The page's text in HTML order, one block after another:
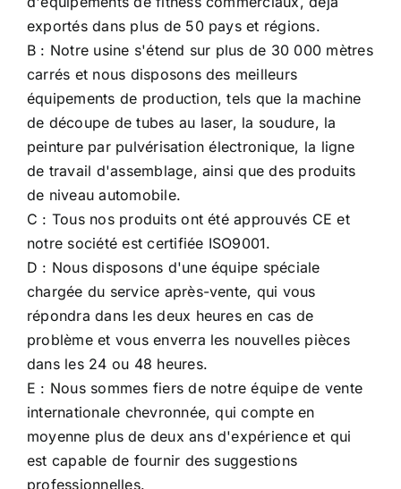
exportés dans plus de 50 pays et régions.
B : Notre usine s'étend sur plus de 30 000 mètres
carrés et nous disposons des meilleurs
équipements de production, tels que la machine
de découpe de tubes au laser, la soudure, la
peinture par pulvérisation électronique, la ligne
de travail d'assemblage, ainsi que des produits
de niveau automobile.
C : Tous nos produits ont été approuvés CE et
notre société est certifiée ISO9001.
D : Nous disposons d'une équipe spéciale
chargée du service après-vente, qui vous
répondra dans les deux heures en cas de
problème et vous enverra les nouvelles pièces
dans les 24 ou 48 heures.
E : Nous sommes fiers de notre équipe de vente
internationale chevronnée, qui compte en
moyenne plus de deux ans d'expérience et qui
est capable de fournir des suggestions
professionnelles.